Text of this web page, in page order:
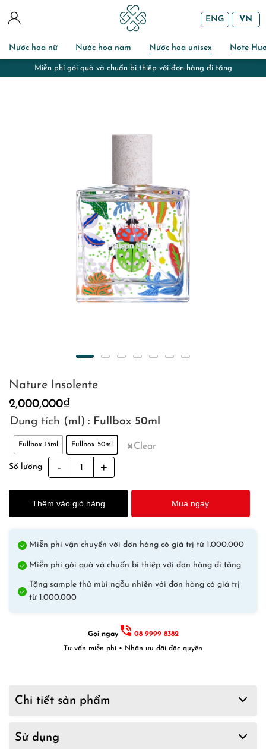
Nước hoa nữ Nước hoa nam Nước hoa unisex Note
ENG VN
Miễn phí gói quà và chuẩn bị thiệp với đơn hàng đi tặng
Nature Insolente
2,000,000₫
Dung tích (ml) : Fullbox 50ml
Fullbox 15ml Fullbox 50ml Clear
Số lượng
Insolente
quantity
Thêm vào giỏ hàng
Mua ngay
Miễn phí vận chuyển với đơn hàng có giá trị từ 1.000.000
Miễn phí gói quà và chuẩn bị thiệp với đơn hàng đi tặng
Tặng sample thử mùi ngẫu nhiên với đơn hàng có giá trị
từ 1.000.000
Gọi ngay
08 9999 8382
Tư vấn miễn phí • Nhận ưu đãi độc quyền
Chi tiết sản phẩm
Sử dụng